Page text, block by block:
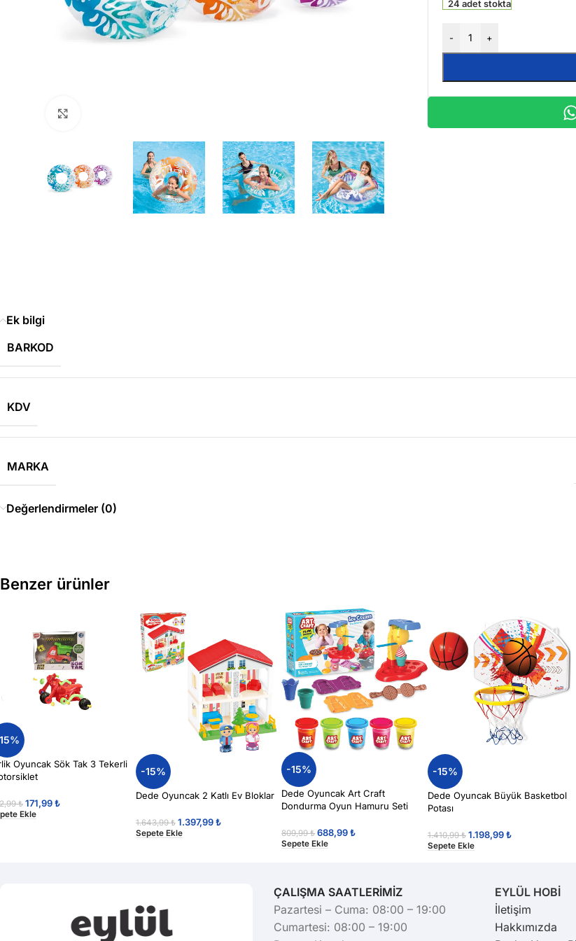
24 adet stokta
- +
Ek bilgi
BARKOD
KDV
MARKA
Değerlendirmeler (0)
Benzer ürünler
Oyuncak Sök Tak 3 Tekerli
₺ 171,99₺
Ekle
-15%
Dede Oyuncak 2 Katlı Ev Bloklar
1.643,99₺ 1.397,99₺
Sepete Ekle
-15%
Dede Oyuncak Art Craft
Dondurma Oyun Hamuru Seti
809,99₺ 688,99₺
Sepete Ekle
-15%
Dede Oyuncak Büyük Basketbol
Potası
1.410,99₺ 1.198,99₺
Sepete Ekle
ÇALIŞMA SAATLERİMİZ
Pazartesi – Cuma: 08:00 – 19:00
Cumartesi: 08:00 – 19:00
EYLÜL HOBİ
İletişim
Hakkımızda